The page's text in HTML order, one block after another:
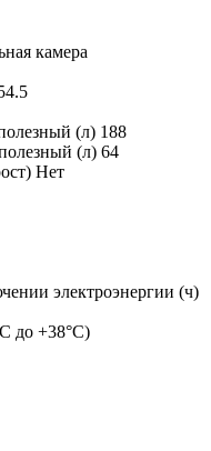
камера
(л) 188
(л) 64
Нет
электроэнергии (ч)
до +38°С)